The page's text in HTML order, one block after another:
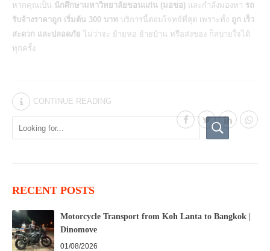
หากคุณเป็น นักศึกษามหาวิทยาลัยขอนแก่น (มอขอ) และกำลังมองหา รถ
รับจ้างราคาถูก เริ่มต้น 300 บาท บริการนี้ตอบโจทย์ที่สุด เพราะทั้ง ถูก เร็ว
สะดวก และปลอดภัย ไม่ว่าจะ ย้ายหอ ย้ายบ้าน หรือส่งของ ก็สบายใจได้
ทุกครั้ง
CONTINUE READING
RECENT POSTS
Motorcycle Transport from Koh Lanta to Bangkok |
Dinomove
01/08/2026